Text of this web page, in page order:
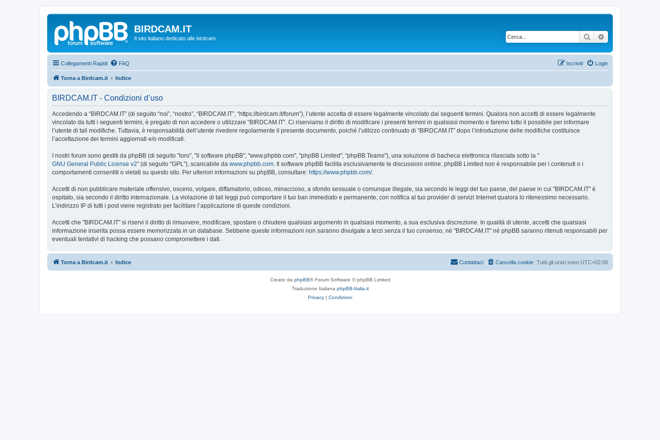
BIRDCAM.IT
Il sito italiano dedicato alle birdcam Cerca
Collegamenti Rapidi FAQ Login
Iscriviti
Torna a Birdcam.it Indice
BIRDCAM.IT - Condizioni d’uso
Accedendo a “BIRDCAM.IT” (di seguito “noi”, “nostro”, “BIRDCAM.IT”, “https://birdcam.it/forum”), l’utente accetta di essere legalmente vincolato dai seguenti termini. Qualora non accetti di essere legalmente
vincolato da tutti i seguenti termini, è pregato di non accedere o utilizzare “BIRDCAM.IT”. Ci riserviamo il diritto di modificare i presenti termini in qualsiasi momento e faremo tutto il possibile per informare
l’utente di tali modifiche. Tuttavia, è responsabilità dell’utente rivedere regolarmente il presente documento, poiché l’utilizzo continuato di “BIRDCAM.IT” dopo l’introduzione delle modifiche costituisce
l’accettazione dei termini aggiornati e/o modificati.
I nostri forum sono gestiti da phpBB (di seguito "loro", "il software phpBB", "www.phpbb.com", "phpBB Limited", "phpBB Teams"), una soluzione di bacheca elettronica rilasciata sotto la "
GNU General Public License v2" (di seguito "GPL"), scaricabile da www.phpbb.com . Il software phpBB facilita esclusivamente le discussioni online; phpBB Limited non è responsabile per i contenuti o i
comportamenti consentiti o vietati su questo sito. Per ulteriori informazioni su phpBB, consultare: https://www.phpbb.com/.
Accetti di non pubblicare materiale offensivo, osceno, volgare, diffamatorio, odioso, minaccioso, a sfondo sessuale o comunque illegale, sia secondo le leggi del tuo paese, del paese in cui "BIRDCAM.IT" è
ospitato, sia secondo il diritto internazionale. La violazione di tali leggi può comportare il tuo ban immediato e permanente, con notifica al tuo provider di servizi Internet qualora lo ritenessimo necessario.
L’indirizzo IP di tutti i post viene registrato per facilitare l’applicazione di queste condizioni.
Accetti che "BIRDCAM.IT" si riservi il diritto di rimuovere, modificare, spostare o chiudere qualsiasi argomento in qualsiasi momento, a sua esclusiva discrezione. In qualità di utente, accetti che qualsiasi
informazione inserita possa essere memorizzata in un database. Sebbene queste informazioni non saranno divulgate a terzi senza il tuo consenso, né "BIRDCAM.IT" né phpBB saranno ritenuti responsabili per
eventuali tentativi di hacking che possano compromettere i dati.
Torna a Birdcam.it Indice Tutti gli orari sono UTC+02:00
Cancella cookie
Contattaci
Creato da phpBB® Forum Software © phpBB Limited
Traduzione Italiana phpBB-Italia.it
Privacy | Condizioni